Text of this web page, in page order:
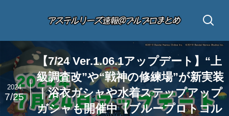
【7/24 Ver.1.06.1アップデート】“上
級調査改”や“戦神の修練場”が新実装
｜浴衣ガシャや水着ステップアップ
ガシャも開催中【ブループロトコル
2024
7/25